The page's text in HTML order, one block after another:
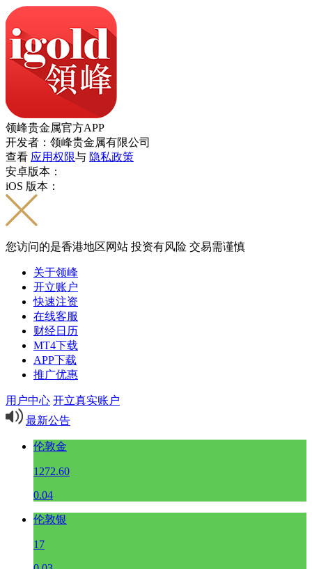
领峰贵金属官方APP
开发者：领峰贵金属有限公司
查看 应用权限与 隐私政策
安卓版本：
iOS 版本：
您访问的是香港地区网站 投资有风险 交易需谨慎
关于领峰
开立账户
快速注资
在线客服
财经日历
MT4下载
APP下载
推广优惠
用户中心 开立真实账户
最新公告
伦敦金
1272.60
0.04
伦敦银
17